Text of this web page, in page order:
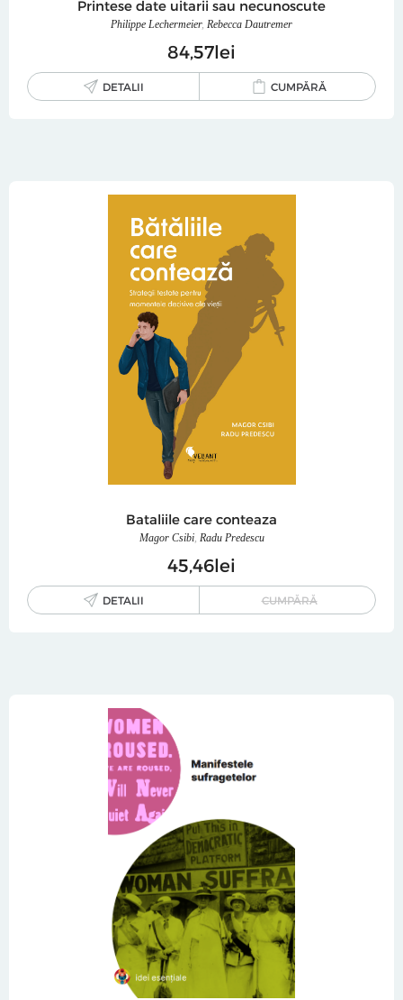
Printese date uitarii sau necunoscute
Philippe Lechermeier, Rebecca Dautremer
8457lei
DETALII CUMPĂRĂ
Bataliile care conteaza
Magor Csibi, Radu Predescu
45 46lei
DETALII CUMPĂRĂ